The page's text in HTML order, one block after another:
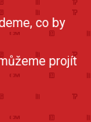
co by
projít